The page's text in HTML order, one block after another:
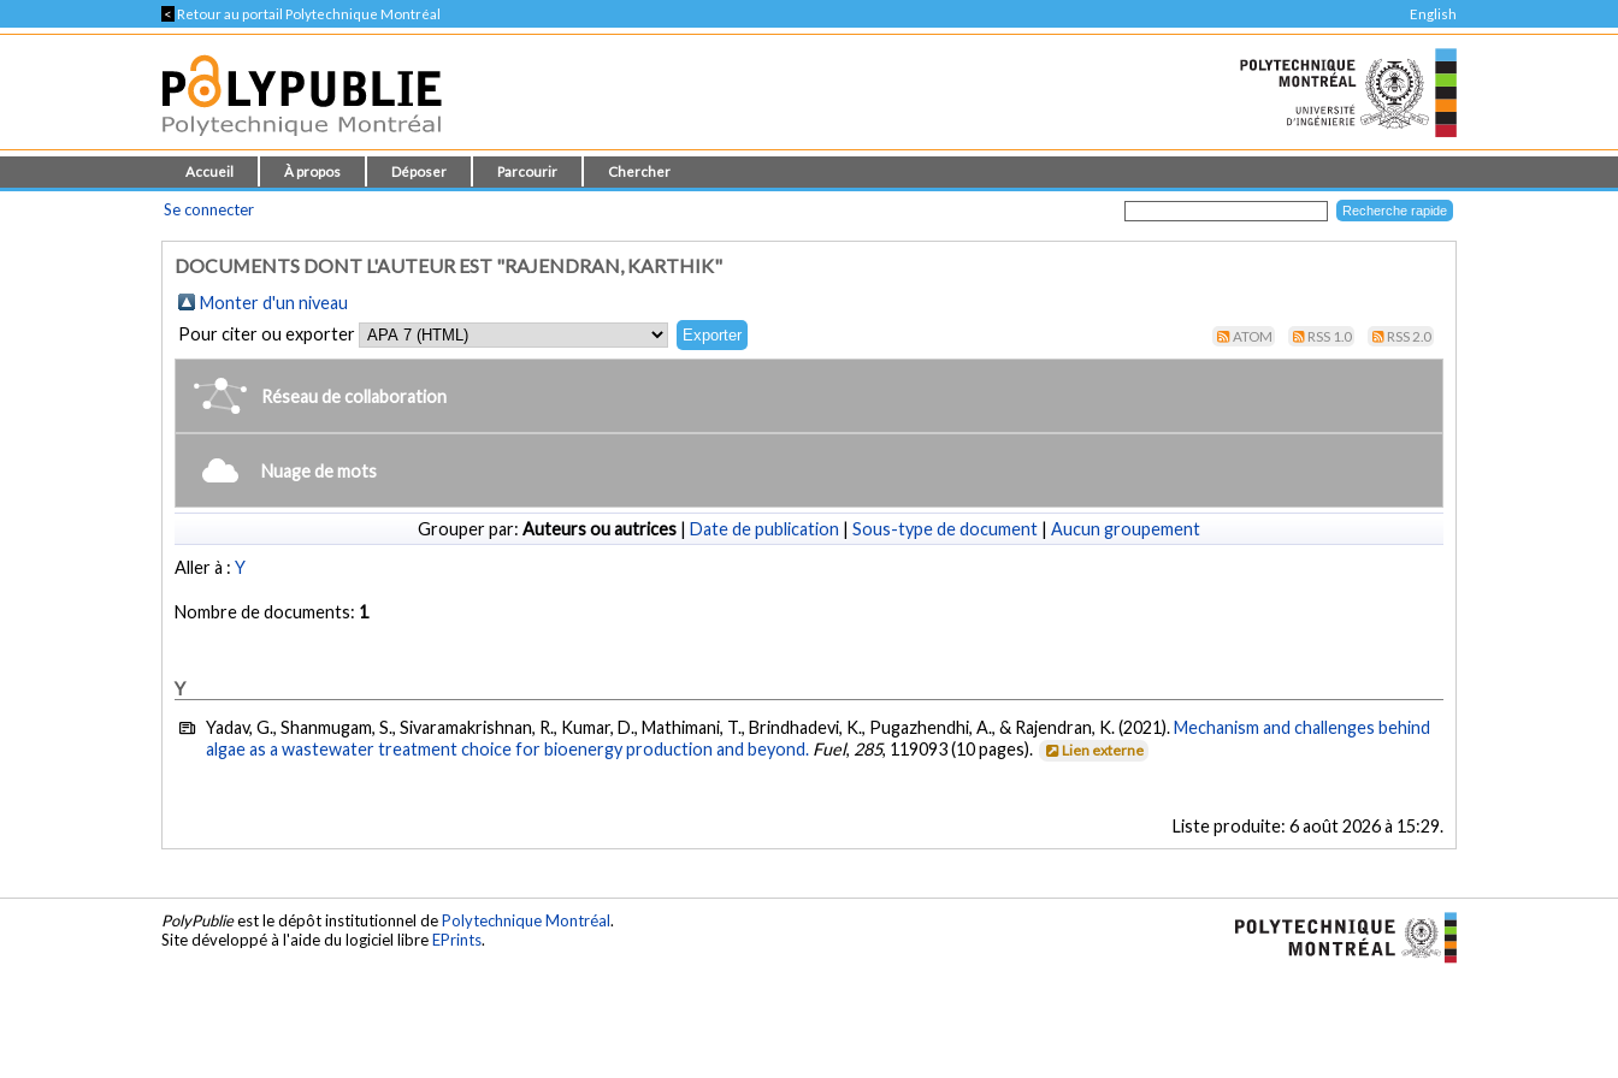
< Retour au portail Polytechnique Montréal English
Accueil À propos Déposer Parcourir Chercher
Se connecter
DOCUMENTS DONT L'AUTEUR EST "RAJENDRAN, KARTHIK"
Monter d'un niveau
Pour citer ou exporter
ATOM RSS 1.0 RSS 2.0
Réseau de collaboration
Nuage de mots
Grouper par: Auteurs ou autrices | Date de publication | Sous-type de document | Aucun groupement
Aller à :Y
Nombre de documents: 1
Y
Yadav, G., Shanmugam, S., Sivaramakrishnan, R., Kumar, D., Mathimani, T., Brindhadevi, K., Pugazhendhi, A., & Rajendran, K. (2021).Mechanism and challenges behind
algae as a wastewater treatment choice for bioenergy production and beyond. Fuel, 285, 119093 (10 pages). Lien externe
Liste produite: 6 août 2026 à 15:29.
PolyPublieest le dépôt institutionnel dePolytechnique Montréal.
Site développé à l'aide du logiciel libreEPrints.